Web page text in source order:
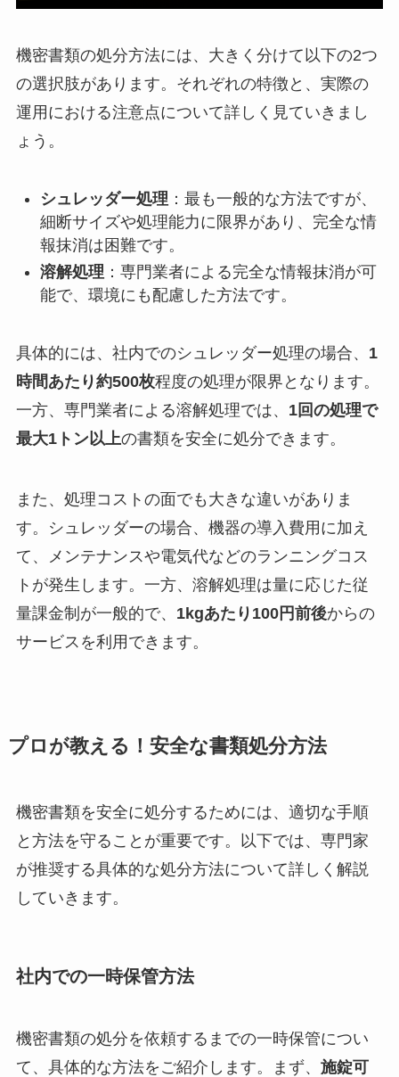
機密書類の処分方法には、大きく分けて以下の2つ
の選択肢があります。それぞれの特徴と、実際の
運用における注意点について詳しく見ていきまし
ょう。
シュレッダー処理 ：最も一般的な方法ですが、
細断サイズや処理能力に限界があり、完全な情
報抹消は困難です。
溶解処理 ：専門業者による完全な情報抹消が可
能で、環境にも配慮した方法です。
具体的には、社内でのシュレッダー処理の場合、 1
時間あたり約500枚程度の処理が限界となります。
一方、専門業者による溶解処理では、 1回の処理で
最大1トン以上の書類を安全に処分できます。
また、処理コストの面でも大きな違いがありま
す。シュレッダーの場合、機器の導入費用に加え
て、メンテナンスや電気代などのランニングコス
トが発生します。一方、溶解処理は量に応じた従
量課金制が一般的で、 1kgあたり100円前後からの
サービスを利用できます。
プロが教える！安全な書類処分方法
機密書類を安全に処分するためには、適切な手順
と方法を守ることが重要です。以下では、専門家
が推奨する具体的な処分方法について詳しく解説
していきます。
社内での一時保管方法
機密書類の処分を依頼するまでの一時保管につい
て、具体的な方法をご紹介します。まず、 施錠可